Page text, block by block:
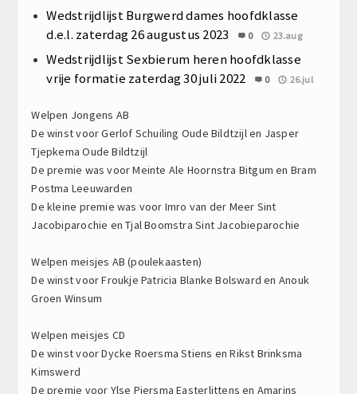
Wedstrijdlijst Burgwerd dames hoofdklasse
d.e.l. zaterdag 26 augustus 2023
0 23.aug
Wedstrijdlijst Sexbierum heren hoofdklasse
vrije formatie zaterdag 30 juli 2022
0 26.jul
Welpen Jongens AB
De winst voor Gerlof Schuiling Oude Bildtzijl en Jasper
Tjepkema Oude Bildtzijl
De premie was voor Meinte Ale Hoornstra Bitgum en Bram
Postma Leeuwarden
De kleine premie was voor Imro van der Meer Sint
Jacobiparochie en Tjal Boomstra Sint Jacobieparochie
Welpen meisjes AB (poulekaasten)
De winst voor Froukje Patricia Blanke Bolsward en Anouk
Groen Winsum
Welpen meisjes CD
De winst voor Dycke Roersma Stiens en Rikst Brinksma
Kimswerd
De premie voor Ylse Piersma Easterlittens en Amarins